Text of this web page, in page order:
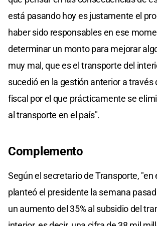
está pasando hoy es justamente el
haber sido responsables en ese
determinar un monto para mejorar
muy mal, que es el transporte del
sucedió en la gestión anterior a través
fiscal por el que prácticamente se
al transporte en el país".
Complemento
Según el secretario de Transporte, "en
planteó el presidente la semana
un aumento del 35% al subsidio del